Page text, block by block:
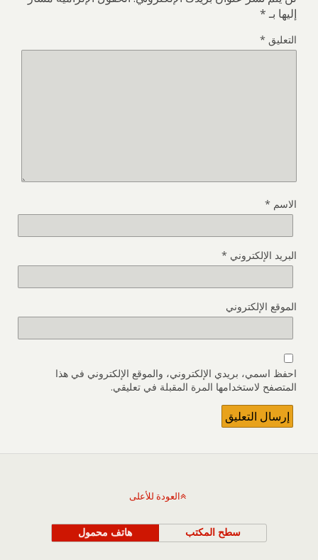
إليها بـ*
التعليق *
الاسم *
البريد الإلكتروني *
الموقع الإلكتروني
احفظ اسمي، بريدي الإلكتروني، والموقع الإلكتروني في هذا
المتصفح لاستخدامها المرة المقبلة في تعليقي.
العودة للأعلى
هاتف محمول سطح المكتب